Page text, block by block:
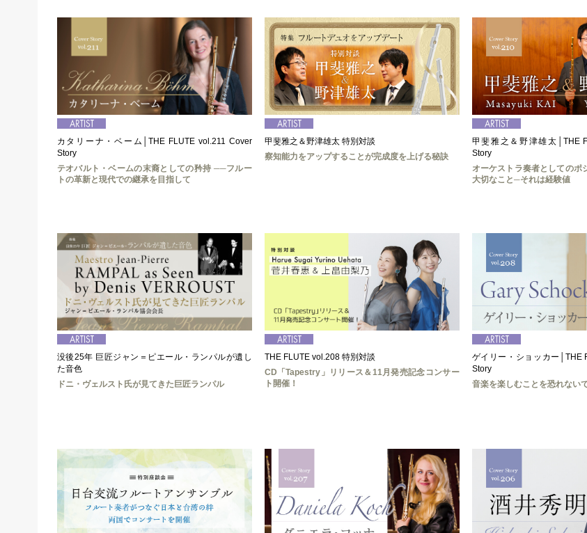
カタリーナ・ベーム│THE FLUTE vol.211 Cover
Story
テオバルト・ベームの末裔としての矜持 ──フルー
トの革新と現代での継承を目指して
甲斐雅之＆野津雄太 特別対談
察知能力をアップすることが完成度を上げる秘訣
甲斐雅之＆野津雄太│THE
Story
オーケストラ奏者としてのポ
大切なこと─それは経験値
没後25年 巨匠ジャン＝ピエール・ランパルが遺し
た音色
ドニ・ヴェルスト氏が見てきた巨匠ランパル
THE FLUTE vol.208 特別対談
CD「Tapestry」リリース＆11月発売記念コンサー
ト開催！
ゲイリー・ショッカー│THE
Story
音楽を楽しむことを恐れない